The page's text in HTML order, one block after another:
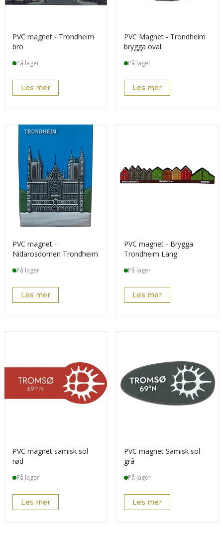
PVC magnet - Trondheim
bro
På lager
Les mer
PVC Magnet - Trondheim
brygga oval
På lager
Les mer
PVC magnet -
Nidarosdomen Trondheim
På lager
Les mer
PVC magnet - Brygga
Trondheim Lang
På lager
Les mer
PVC magnet samisk sol
rød
På lager
Les mer
PVC magnet Samisk sol
grå
På lager
Les mer